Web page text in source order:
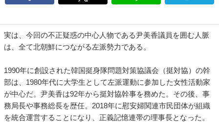
実は、今回の不正疑惑の中心人物である尹美香議員を囲む人脈
は、全て北朝鮮につながる左派勢力である。
1990年に創設された韓国挺身隊問題対策協議会（挺対協）の幹
部は、1980年代に大学生として左派運動に参加した女性活動家
が中心だ。尹美香は92年から挺対協幹事を務めた。その後、事
務局長や事務総長を歴任。2018年に慰安婦関連市民団体が組織
を統合運営することになり、正義記憶連帯の理事長となった。